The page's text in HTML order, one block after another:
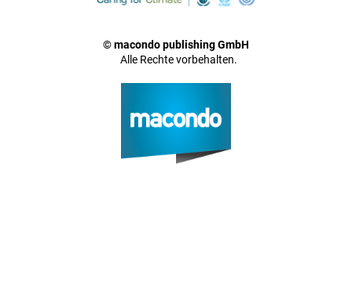
© macondo publishing GmbH
Alle Rechte vorbehalten.